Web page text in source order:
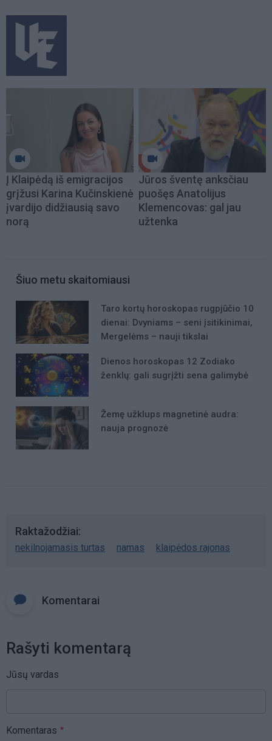
Į Klaipėdą iš emigracijos
grįžusi Karina Kučinskienė
įvardijo didžiausią savo
norą
Jūros šventę anksčiau
puošęs Anatolijus
Klemencovas: gal jau
užtenka
Šiuo metu skaitomiausi
Taro kortų horoskopas rugpjūčio 10
dienai: Dvyniams – seni įsitikinimai,
Mergelėms – nauji tikslai
Dienos horoskopas 12 Zodiako
ženklų: gali sugrįžti sena galimybė
Žemę užklups magnetinė audra:
nauja prognozė
Raktažodžiai
nekilnojamasis turtas namas klaipėdos rajonas
Komentarai
Rašyti komentarą
Jūsų vardas
Komentaras